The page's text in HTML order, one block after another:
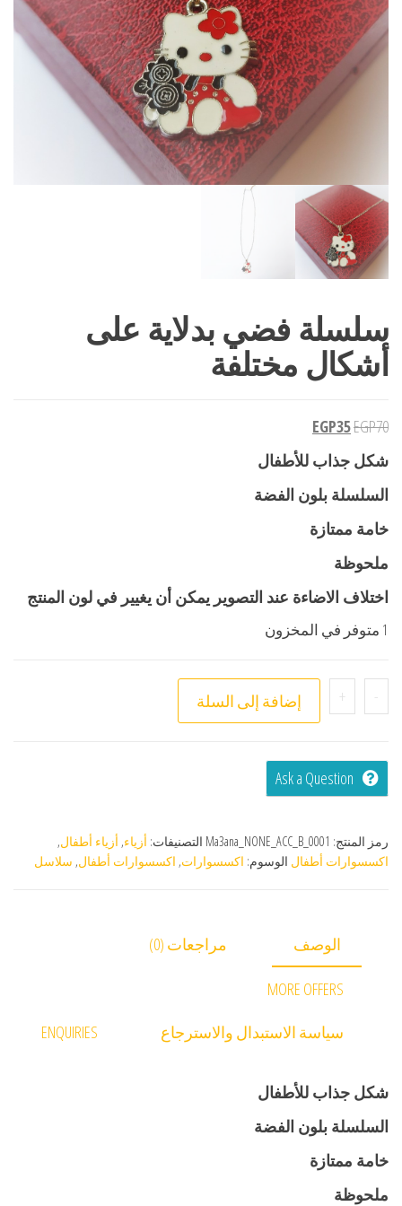
سلسلة فضي بدلاية على
أشكال مختلفة
EGP70
EGP35
شكل جذاب للأطفال
السلسلة بلون الفضة
خامة ممتازة
ملحوظة
اختلاف الاضاءة عند التصوير يمكن أن يغيير في لون المنتج
1 متوفر في المخزون
-
+ إضافة إلى السلة
Ask a Question
رمز المنتج: Ma3ana_NONE_ACC_B_0001 التصنيفات: أزياء, أزياء أطفال,
اكسسوارات أطفال الوسوم: اكسسوارات, اكسسوارات أطفال, سلاسل
الوصف مراجعات (0)
MORE OFFERS
سياسة الاستبدال والاسترجاع
ENQUIRIES
شكل جذاب للأطفال
السلسلة بلون الفضة
خامة ممتازة
ملحوظة